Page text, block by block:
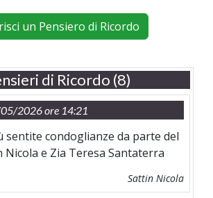
un Pensiero di Ricordo
di Ricordo (8)
2026 ore 14:21
sentite condoglianze da parte del
Nicola e Zia Teresa Santaterra
Sattin Nicola